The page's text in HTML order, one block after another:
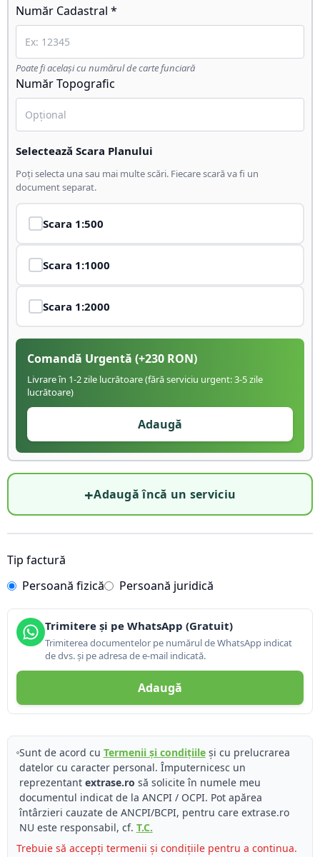
Număr Cadastral *
Poate fi același cu numărul de carte funciară
Număr Topografic
Selectează Scara Planului
Poți selecta una sau mai multe scări. Fiecare scară va fi un
document separat.
Scara 1:500
Scara 1:1000
Scara 1:2000
Comandă Urgentă (+230 RON)
Livrare în 1-2 zile lucrătoare (fără serviciu urgent: 3-5 zile
lucrătoare)
Adaugă
+Adaugă încă un serviciu
Tip factură
Persoană fizică
Persoană juridică
Trimitere și pe WhatsApp (Gratuit)
Trimiterea documentelor pe numărul de WhatsApp indicat
de dvs. și pe adresa de e-mail indicată.
Adaugă
Sunt de acord cu Termenii și condițiileși cu prelucrarea
datelor cu caracter personal. Împuternicesc un
reprezentant extrase.ro să solicite în numele meu
documentul indicat de la ANCPI / OCPI. Pot apărea
întârzieri cauzate de ANCPI/BCPI, pentru care extrase.ro
NU este responsabil, cf. T.C.
Trebuie să accepți termenii și condițiile pentru a continua.